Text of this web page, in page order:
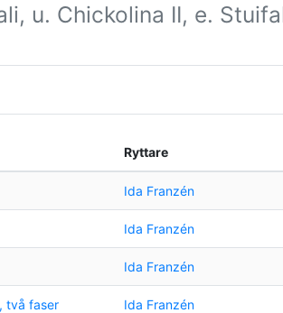
u. Chickolina II, e.
Ryttare
Ida Franzén
Ida Franzén
Ida Franzén
två faser Ida Franzén